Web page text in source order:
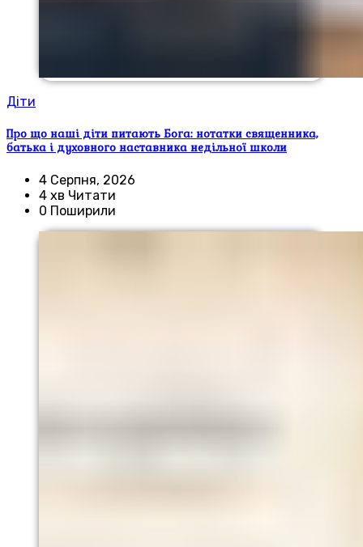
Діти
Про що наші діти питають Бога: нотатки священника,
батька і духовного наставника недільної школи
4 Серпня, 2026
4 хв Читати
0 Поширили